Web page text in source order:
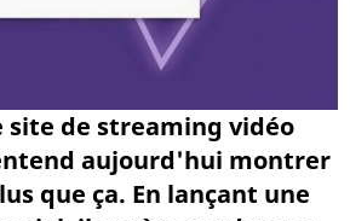
site de streaming vidéo
aujourd'hui montrer
que ça. En lançant une